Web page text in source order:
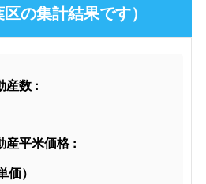
の集計結果です）
産数 :
産平米価格 :
価）